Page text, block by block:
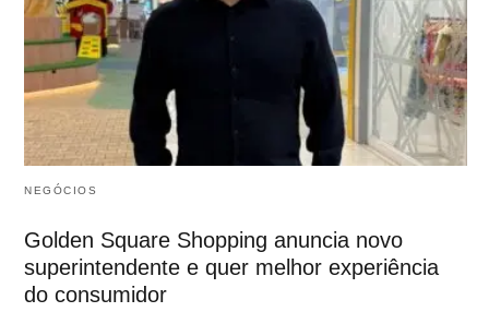
NEGÓCIOS
Golden Square Shopping anuncia novo
superintendente e quer melhor experiência
do consumidor